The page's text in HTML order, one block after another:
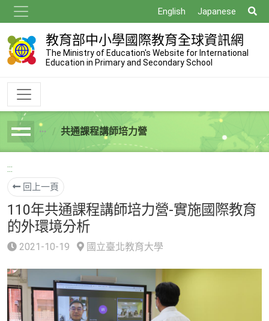
到
主
要
內
English Japanese
尋
教育部中小學國際教育全球資訊網
The Ministry of Education's Website for International
Education in Primary and Secondary School
breadcrumb共通課程講師培力營
:::
回上一頁
110年共通課程講師培力營-實施國際教育
的外環境分析
2021-10-19 國立臺北教育大學